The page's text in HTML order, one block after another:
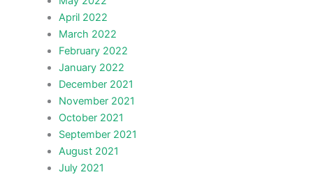
April 2022
March 2022
February 2022
January 2022
December 2021
November 2021
October 2021
September 2021
August 2021
July 2021